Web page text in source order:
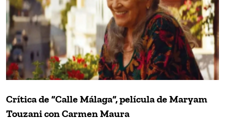
Crítica de “Calle Málaga”, película de Maryam
Touzani con Carmen Maura